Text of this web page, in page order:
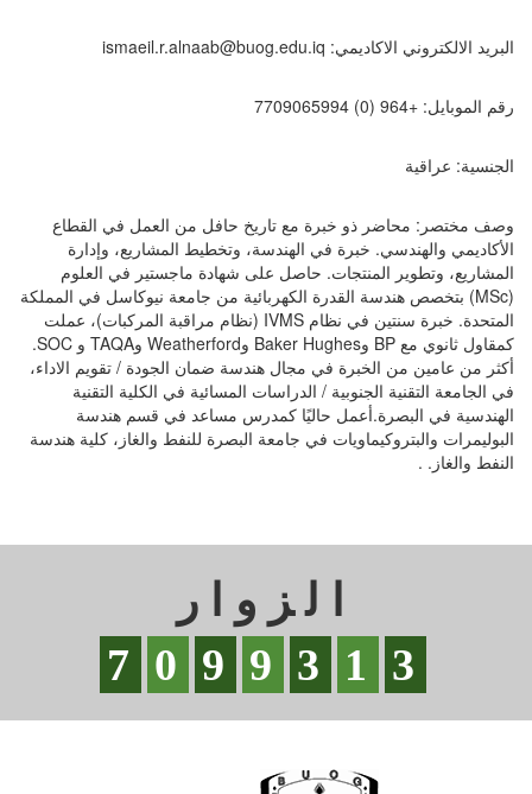
البريد الالكتروني الاكاديمي: ismaeil.r.alnaab@buog.edu.iq
رقم الموبايل: +964 (0) 7709065994
الجنسية: عراقية
وصف مختصر: محاضر ذو خبرة مع تاريخ حافل من العمل في القطاع
الأكاديمي والهندسي. خبرة في الهندسة، وتخطيط المشاريع، وإدارة
المشاريع، وتطوير المنتجات. حاصل على شهادة ماجستير في العلوم
(MSc) بتخصص هندسة القدرة الكهربائية من جامعة نيوكاسل في المملكة
المتحدة. خبرة سنتين في نظام IVMS (نظام مراقبة المركبات)، عملت
كمقاول ثانوي مع BP وBaker Hughes وWeatherford وTAQA و SOC.
أكثر من عامين من الخبرة في مجال هندسة ضمان الجودة / تقويم الاداء،
في الجامعة التقنية الجنوبية / الدراسات المسائية في الكلية التقنية
الهندسية في البصرة.أعمل حاليًا كمدرس مساعد في قسم هندسة
البوليمرات والبتروكيماويات في جامعة البصرة للنفط والغاز، كلية هندسة
النفط والغاز. .
الزوار
7 0 9 9 3 1 3